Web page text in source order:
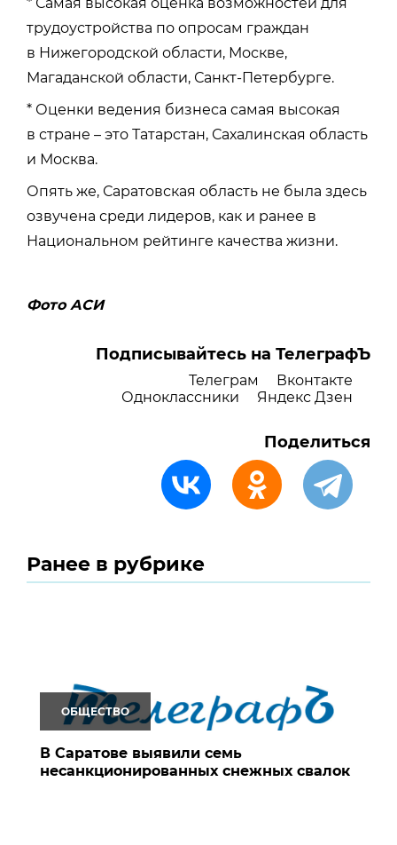
трудоустройства по опросам граждан
в Нижегородской области, Москве,
Магаданской области, Санкт-Петербурге.
* Оценки ведения бизнеса самая высокая
в стране – это Татарстан, Сахалинская область
и Москва.
Опять же, Саратовская область не была здесь
озвучена среди лидеров, как и ранее в
Национальном рейтинге качества жизни.
Фото АСИ
Подписывайтесь на ТелеграфЪ
Телеграм
Вконтакте
Одноклассники
Яндекс Дзен
Поделиться
Ранее в рубрике
ОБЩЕСТВО
В Саратове выявили семь
несанкционированных снежных свалок